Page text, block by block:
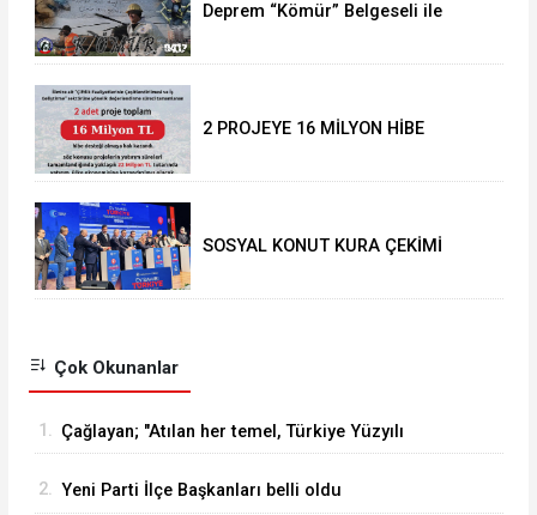
Deprem “Kömür” Belgeseli ile
2 PROJEYE 16 MİLYON HİBE
SOSYAL KONUT KURA ÇEKİMİ
Çok Okunanlar
1. Çağlayan; "Atılan her temel, Türkiye Yüzyılı
göstergelerinden biridir
2. Yeni Parti İlçe Başkanları belli oldu